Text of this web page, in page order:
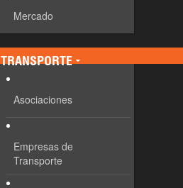
Mercado
TRANSPORTE
Asociaciones
Empresas de
Transporte